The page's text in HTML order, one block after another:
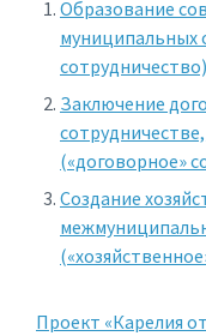
Образование
муниципальных
Заключение
(«договорное»
Создание
Проект «Карелия